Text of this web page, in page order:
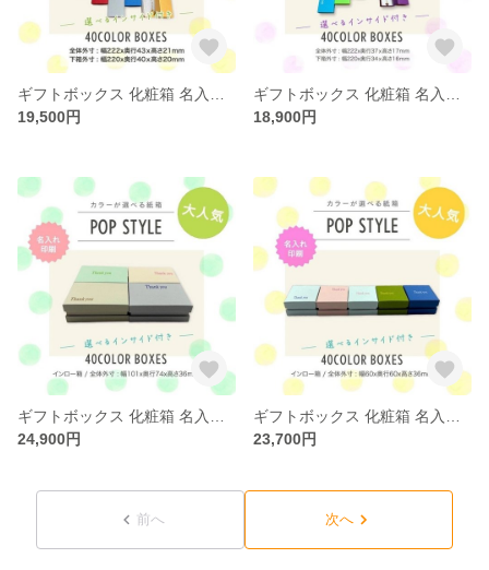
19,500円
18,900円
24,900円
23,700円
前へ 次へ